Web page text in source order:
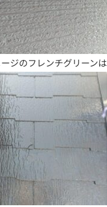
ジのフレンチグリーン